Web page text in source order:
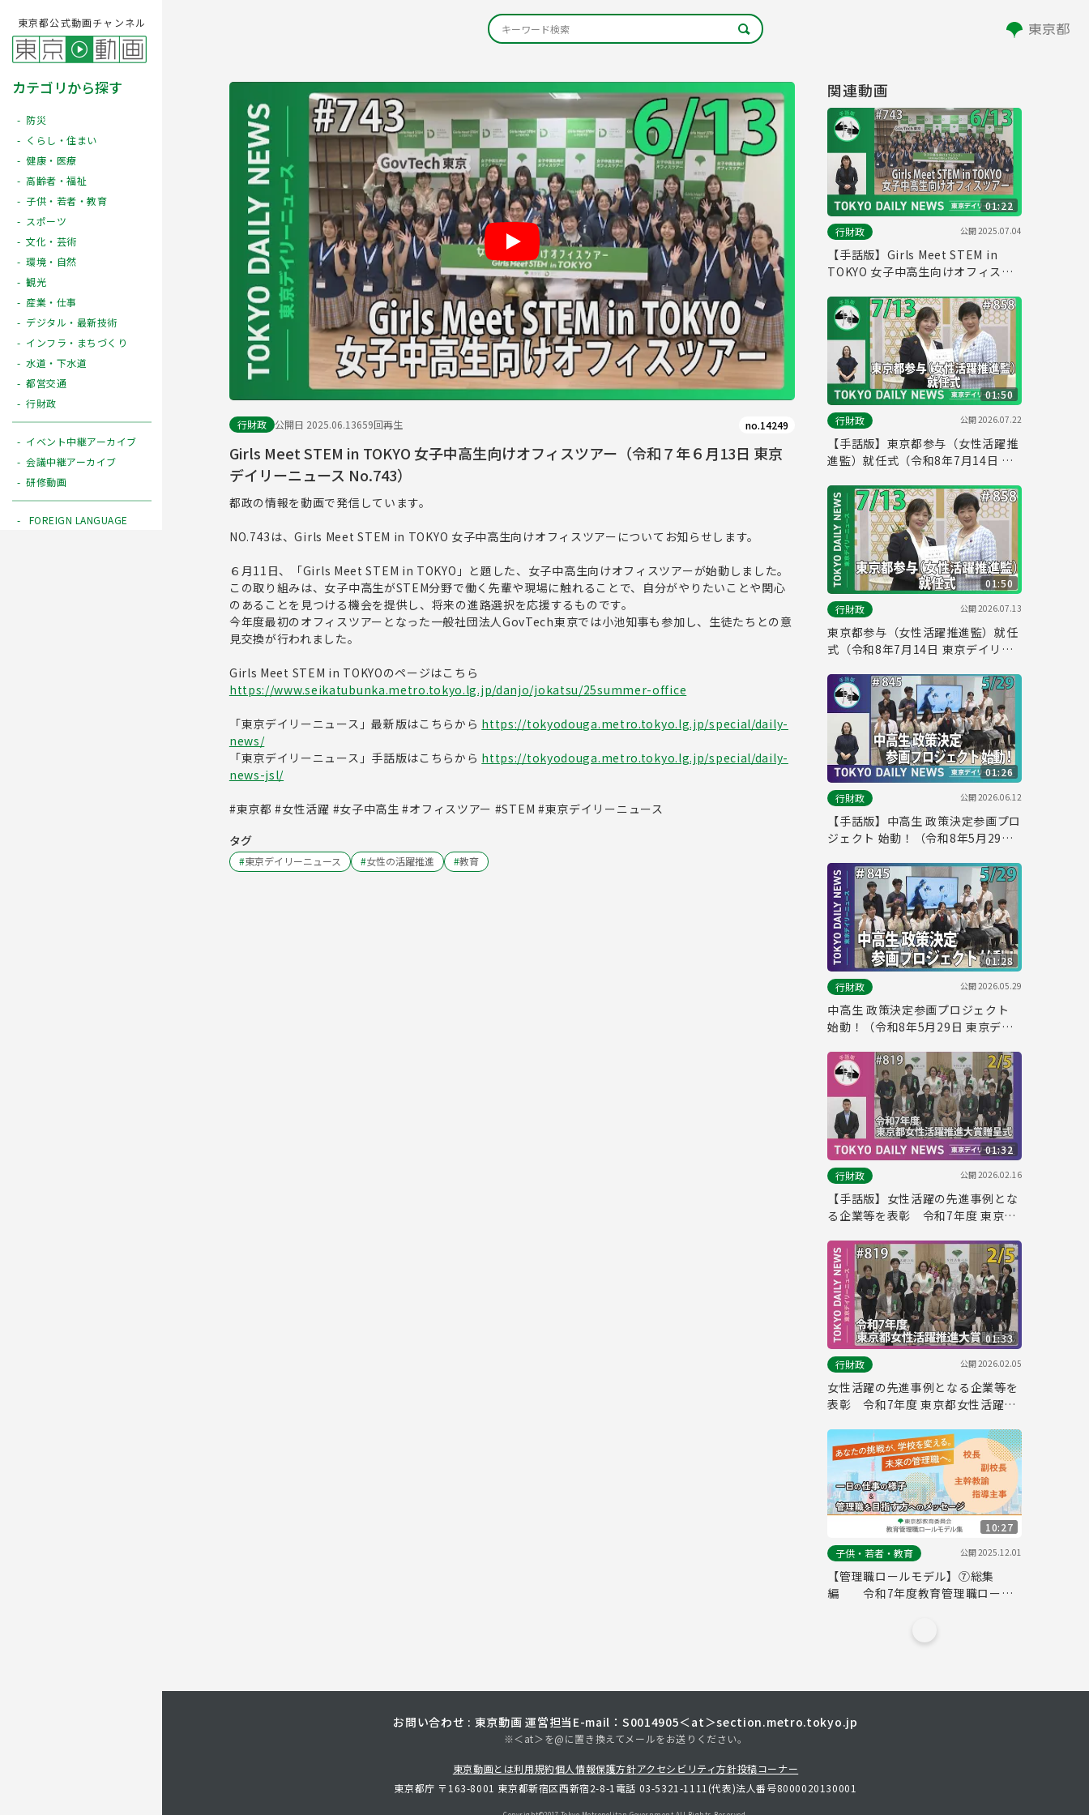
東京都公式動画チャンネル
カテゴリから探す
防災
くらし・住まい
健康・医療
高齢者・福祉
子供・若者・教育
スポーツ
文化・芸術
環境・自然
観光
産業・仕事
デジタル・最新技術
インフラ・まちづくり
水道・下水道
都営交通
行財政
イベント中継アーカイブ
会議中継アーカイブ
研修動画
FOREIGN LANGUAGE
Play
行財政 公開日 2025.06.13659回再生 no.14249
Girls Meet STEM in TOKYO 女子中高生向けオフィスツアー（令和７年６月13日 東京
デイリーニュース No.743）
都政の情報を動画で発信しています。
NO.743は、Girls Meet STEM in TOKYO 女子中高生向けオフィスツアーについてお知らせします。
６月11日、「Girls Meet STEM in TOKYO」と題した、女子中高生向けオフィスツアーが始動しました。
この取り組みは、女子中高生がSTEM分野で働く先輩や現場に触れることで、自分がやりたいことや関心
のあることを見つける機会を提供し、将来の進路選択を応援するものです。
今年度最初のオフィスツアーとなった一般社団法人GovTech東京では小池知事も参加し、生徒たちとの意
見交換が行われました。
Girls Meet STEM in TOKYOのページはこちら
https://www.seikatubunka.metro.tokyo.lg.jp/danjo/jokatsu/25summer-office
「東京デイリーニュース」最新版はこちらから https://tokyodouga.metro.tokyo.lg.jp/special/daily-
news/
「東京デイリーニュース」手話版はこちらから https://tokyodouga.metro.tokyo.lg.jp/special/daily-
news-jsl/
#東京都 #女性活躍 #女子中高生 #オフィスツアー #STEM #東京デイリーニュース
タグ
#東京デイリーニュース #女性の活躍推進 #教育
関連動画
01:22
行財政
公開2025.07.04
【手話版】Girls Meet STEM in
TOKYO 女子中高生向けオフィスツ
リーニュース No.743）
01:50
行財政
公開2026.07.22
【手話版】東京都参与（女性活躍推
進監）就任式（令和8年7月14日 東
01:50
行財政
公開2026.07.13
東京都参与（女性活躍推進監）就任
式（令和8年7月14日 東京デイリー
01:26
行財政
公開2026.06.12
【手話版】中高生 政策決定参画プロ
ジェクト 始動！（令和8年5月29日
01:28
行財政
公開2026.05.29
中高生 政策決定参画プロジェクト
始動！（令和8年5月29日 東京デイ
01:32
行財政
公開2026.02.16
【手話版】女性活躍の先進事例とな
る企業等を表彰 令和7年度 東京都
2月5日 東京デイリーニュース
No.819）
01:33
行財政
公開2026.02.05
女性活躍の先進事例となる企業等を
表彰 令和7年度 東京都女性活躍推
デイリーニュース No.819）
10:27
子供・若者・教育
公開2025.12.01
【管理職ロールモデル】⑦総集
編 令和7年度教育管理職ロール
お問い合わせ : 東京動画 運営担当 E-mail：S0014905＜at＞section.metro.tokyo.jp
※＜at＞を@に置き換えてメールをお送りください。
東京動画とは利用規約個人情報保護方針アクセシビリティ方針投稿コーナー
東京都庁 〒163-8001 東京都新宿区西新宿2-8-1 電話 03-5321-1111(代表)法人番号8000020130001